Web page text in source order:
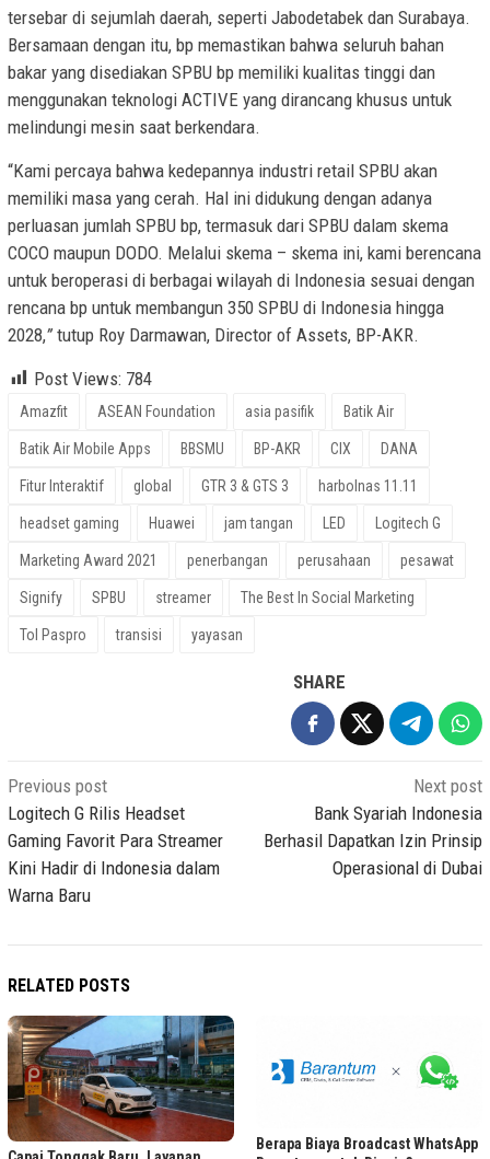
tersebar di sejumlah daerah, seperti Jabodetabek dan Surabaya.
Bersamaan dengan itu, bp memastikan bahwa seluruh bahan
bakar yang disediakan SPBU bp memiliki kualitas tinggi dan
menggunakan teknologi ACTIVE yang dirancang khusus untuk
melindungi mesin saat berkendara.
“Kami percaya bahwa kedepannya industri retail SPBU akan
memiliki masa yang cerah. Hal ini didukung dengan adanya
perluasan jumlah SPBU bp, termasuk dari SPBU dalam skema
COCO maupun DODO. Melalui skema – skema ini, kami berencana
untuk beroperasi di berbagai wilayah di Indonesia sesuai dengan
rencana bp untuk membangun 350 SPBU di Indonesia hingga
2028,” tutup Roy Darmawan, Director of Assets, BP-AKR.
Post Views: 784
Amazfit ASEAN Foundation asia pasifik Batik Air
Batik Air Mobile Apps BBSMU BP-AKR CIX DANA
Fitur Interaktif global GTR 3 & GTS 3 harbolnas 11.11
headset gaming Huawei jam tangan LED Logitech G
Marketing Award 2021 penerbangan perusahaan pesawat
Signify SPBU streamer The Best In Social Marketing
Tol Paspro transisi yayasan
SHARE
Post
navigation
Previous post
Logitech G Rilis Headset
Gaming Favorit Para Streamer
Kini Hadir di Indonesia dalam
Warna Baru
Next post
Bank Syariah Indonesia
Berhasil Dapatkan Izin Prinsip
Operasional di Dubai
RELATED POSTS
Berapa Biaya Broadcast WhatsApp